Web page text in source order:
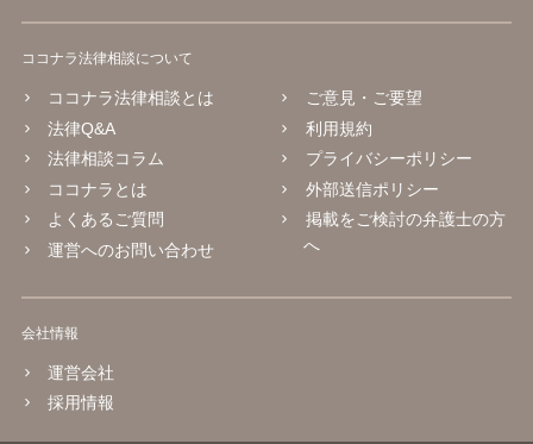
ココナラ法律相談について
ココナラ法律相談とは
法律Q&A
法律相談コラム
ココナラとは
よくあるご質問
運営へのお問い合わせ
ご意見・ご要望
利用規約
プライバシーポリシー
外部送信ポリシー
掲載をご検討の弁護士の方
へ
会社情報
運営会社
採用情報